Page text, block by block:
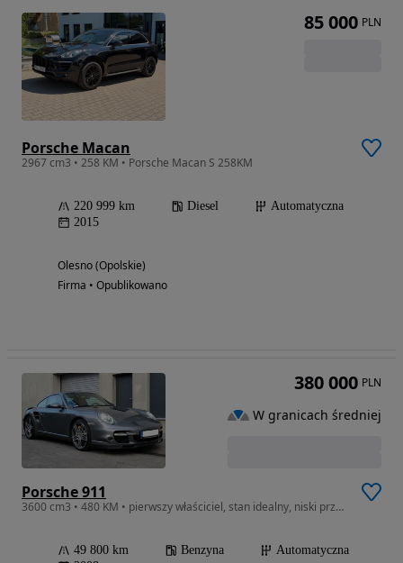
Porsche Macan
2967 cm3 • 258 KM • Porsche Macan S 258KM
220 999 km Diesel
Automatyczna
2015
Olesno (Opolskie)
Firma • Opublikowano
85 000 PLN
Porsche 911
3600 cm3 • 480 KM • pierwszy właściciel, stan idealny, niski przebieg
49 800 km Benzyna
Automatyczna
380 000 PLN
W granicach średniej